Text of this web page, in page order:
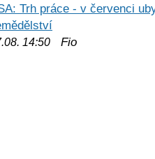
Trh práce - v červenci
14:50 Fio